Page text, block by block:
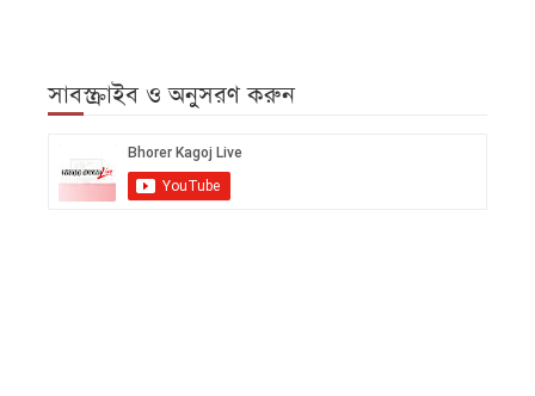
সাবস্ক্রাইব ও অনুসরণ করুন